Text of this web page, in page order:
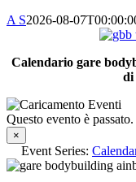
A S2026-08-
Calendario gare
di
Questo evento è passato.
×
Event Series: